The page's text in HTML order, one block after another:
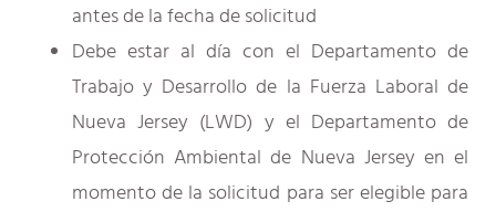
antes de la fecha de solicitud
Debe estar al día con el Departamento de
Trabajo y Desarrollo de la Fuerza Laboral de
Nueva Jersey (LWD) y el Departamento de
Protección Ambiental de Nueva Jersey en el
momento de la solicitud para ser elegible para